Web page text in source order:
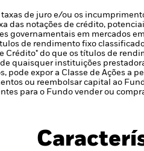
taxas de juro e/ou os
das notações de crédito,
governamentais em mercados
de rendimento fixo
Crédito" do que os títulos de
quaisquer instituições
pode expor a Classe de Ações a
ou reembolsar capital ao
para o Fundo vender ou